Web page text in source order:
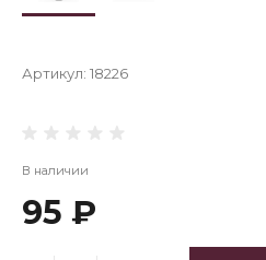
Артикул: 18226
В наличии
95 ₽